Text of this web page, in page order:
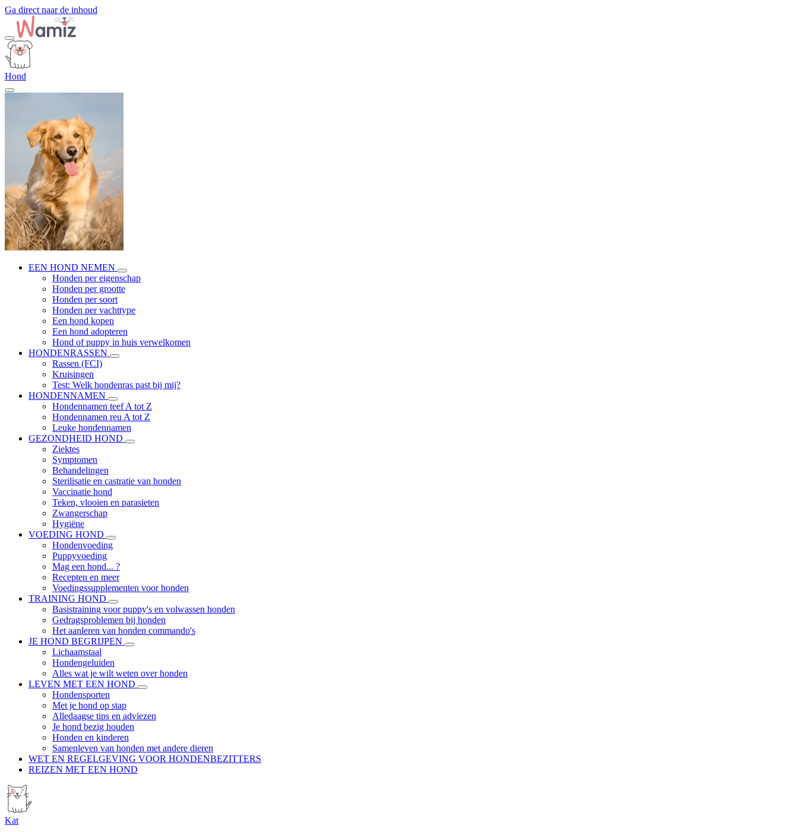
Ga direct naar de inhoud
Hond
EEN HOND NEMEN
Honden per eigenschap
Honden per grootte
Honden per soort
Honden per vachttype
Een hond kopen
Een hond adopteren
Hond of puppy in huis verwelkomen
HONDENRASSEN
Rassen (FCI)
Kruisingen
Test: Welk hondenras past bij mij?
HONDENNAMEN
Hondennamen teef A tot Z
Hondennamen reu A tot Z
Leuke hondennamen
GEZONDHEID HOND
Ziektes
Symptomen
Behandelingen
Sterilisatie en castratie van honden
Vaccinatie hond
Teken, vlooien en parasieten
Zwangerschap
Hygiëne
VOEDING HOND
Hondenvoeding
Puppyvoeding
Mag een hond... ?
Recepten en meer
Voedingssupplementen voor honden
TRAINING HOND
Basistraining voor puppy's en volwassen honden
Gedragsproblemen bij honden
Het aanleren van honden commando's
JE HOND BEGRIJPEN
Lichaamstaal
Hondengeluiden
Alles wat je wilt weten over honden
LEVEN MET EEN HOND
Hondensporten
Met je hond op stap
Alledaagse tips en adviezen
Je hond bezig houden
Honden en kinderen
Samenleven van honden met andere dieren
WET EN REGELGEVING VOOR HONDENBEZITTERS
REIZEN MET EEN HOND
Kat